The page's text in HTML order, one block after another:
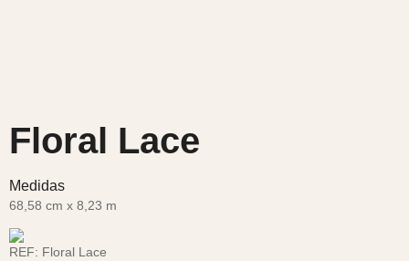
Floral Lace
Medidas
68,58 cm x 8,23 m
REF: Floral Lace